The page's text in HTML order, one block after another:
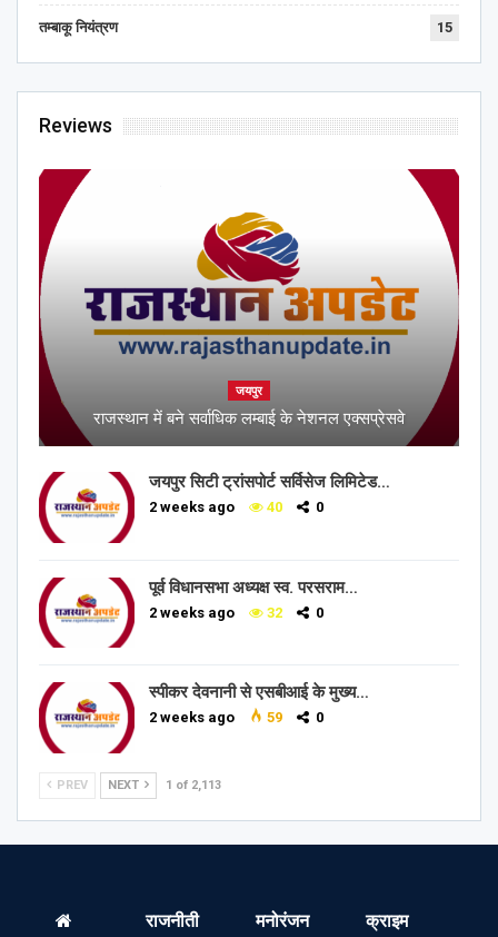
तम्बाकू नियंत्रण 15
Reviews
जयपुर
राजस्थान में बने सर्वाधिक लम्बाई के नेशनल एक्सप्रेसवे
जयपुर सिटी ट्रांसपोर्ट सर्विसेज लिमिटेड…
2 weeks ago 40 0
पूर्व विधानसभा अध्यक्ष स्व. परसराम…
2 weeks ago 32 0
स्पीकर देवनानी से एसबीआई के मुख्य…
2 weeks ago 59 0
PREV NEXT 1 of 2,113
राजनीती मनोरंजन क्राइम